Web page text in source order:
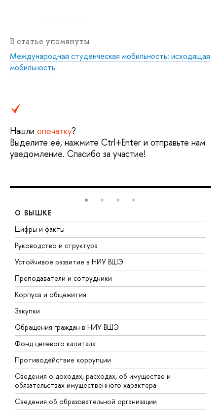
В статье упомянуты
Международная студенческая мобильность: исходящая
мобильность
Нашли опечатку?
Выделите её, нажмите Ctrl+Enter и отправьте нам
уведомление. Спасибо за участие!
О ВЫШКЕ
Цифры и факты
Руководство и структура
Устойчивое развитие в НИУ ВШЭ
Преподаватели и сотрудники
Корпуса и общежития
Закупки
Обращения граждан в НИУ ВШЭ
Фонд целевого капитала
Противодействие коррупции
Сведения о доходах, расходах, об имуществе и
обязательствах имущественного характера
Сведения об образовательной организации